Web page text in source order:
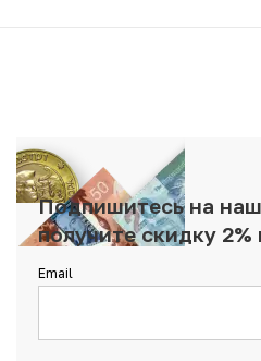
Подпишитесь на
получите скидку
Email